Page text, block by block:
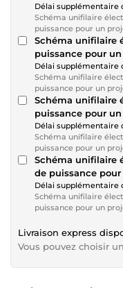
Délai supplémentaire
Schéma unifilaire
puissance pour un
Schéma unifilaire
puissance pour
Délai supplémentaire
Schéma unifilaire
puissance pour un
Schéma unifilaire
puissance pour
Délai supplémentaire
Schéma unifilaire
puissance pour un
Schéma unifilaire
de puissance
Délai supplémentaire
Schéma unifilaire
puissance pour un
Livraison express
Vous pouvez choisir